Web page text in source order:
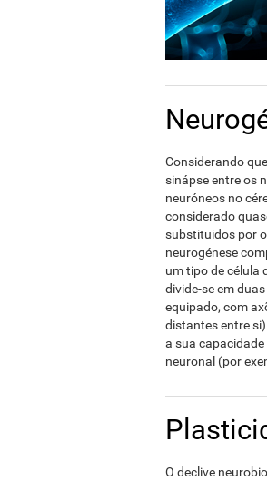
Considerando
sinápse entre os
neuróneos no
considerado
substituidos por
neurogénese
um tipo de célula
divide-se em
equipado, com
distantes entre
a sua
neuronal (por
O declive